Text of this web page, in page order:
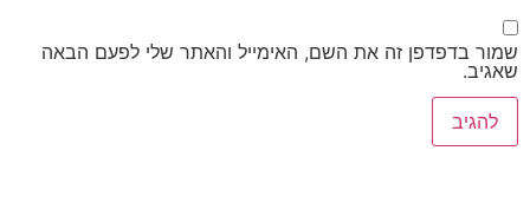
שמור בדפדפן זה את השם, האימייל והאתר שלי לפעם הבאה
שאגיב.